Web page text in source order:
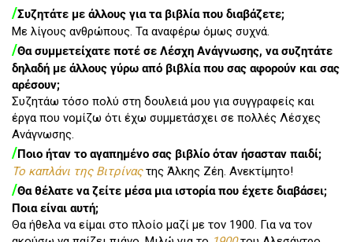
/Συζητάτε με άλλους για τα βιβλία που διαβάζετε;
Με λίγους ανθρώπους. Τα αναφέρω όμως συχνά.
/Θα συμμετείχατε ποτέ σε Λέσχη Ανάγνωσης, να συζητάτε
δηλαδή με άλλους γύρω από βιβλία που σας αφορούν και σας
αρέσουν;
Συζητάω τόσο πολύ στη δουλειά μου για συγγραφείς και
έργα που νομίζω ότι έχω συμμετάσχει σε πολλές Λέσχες
Ανάγνωσης.
/Ποιο ήταν το αγαπημένο σας βιβλίο όταν ήσασταν παιδί;
Το καπλάνι της Βιτρίναςτης Άλκης Ζέη. Ανεκτίμητο!
/Θα θέλατε να ζείτε μέσα μια ιστορία που έχετε διαβάσει;
Ποια είναι αυτή;
Θα ήθελα να είμαι στο πλοίο μαζί με τον 1900. Για να τον